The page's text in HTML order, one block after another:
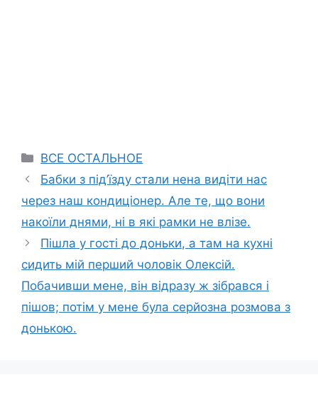
Categories
ВСЕ ОСТАЛЬНОЕ
Бабки з під’їзду стали нена видіти нас
через наш кондиціонер. Але те, що вони
накоїли днями, ні в які рамки не влізе.
Пішла у гості до доньки, а там на кухні
сидить мій перший чоловік Олексій.
Побачивши мене, він відразу ж зібрався і
пішов; потім у мене була серйозна розмова з
донькою.